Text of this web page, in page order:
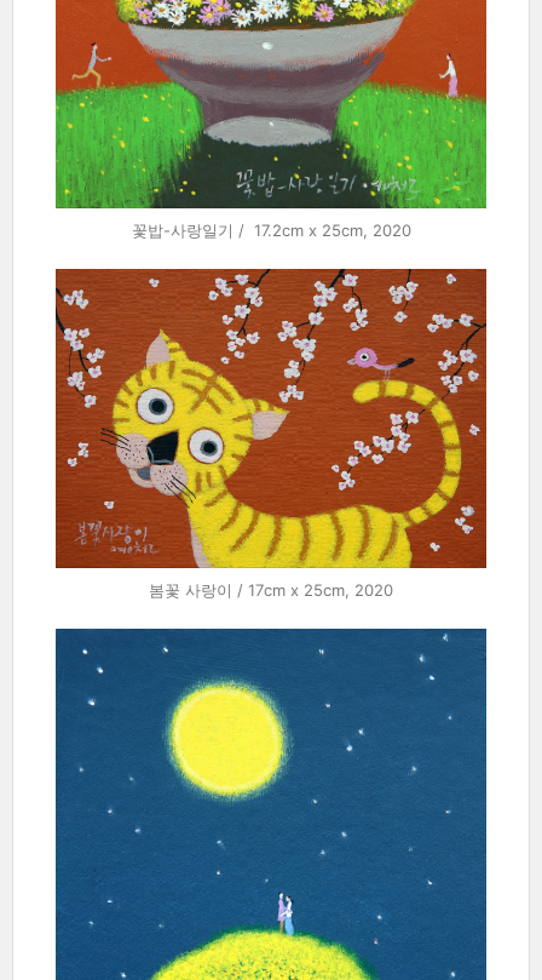
꽃밥-사랑일기 / 17.2cm x 25cm, 2020
봄꽃 사랑이 / 17cm x 25cm, 2020